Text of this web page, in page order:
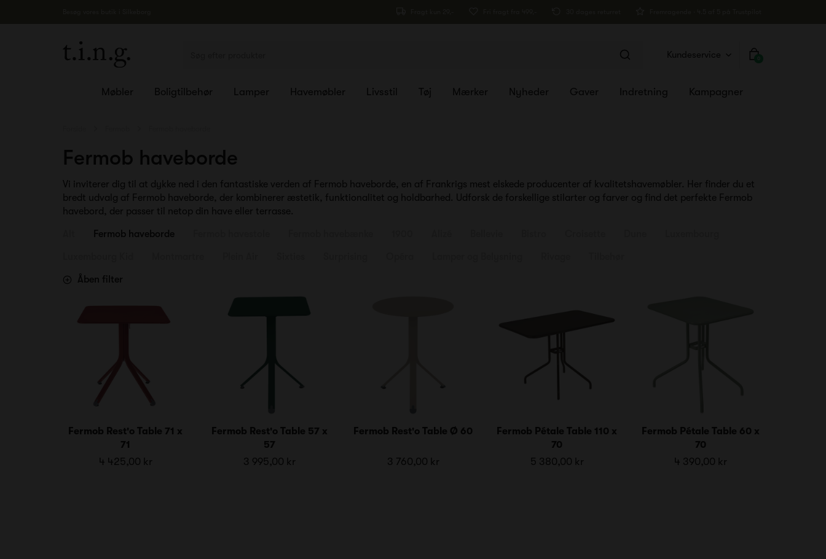
0
Kundeservice
Møbler Boligtilbehør Lamper Havemøbler Livsstil Tøj Mærker Nyheder Gaver Indretning Kampagner
Fermob haveborde
Vi inviterer dig til at dykke ned i den fantastiske verden af Fermob haveborde, en af Frankrigs mest elskede producenter af kvalitetshavemøbler. Her finder du et
bredt udvalg af Fermob haveborde, der kombinerer æstetik, funktionalitet og holdbarhed. Udforsk de forskellige stilarter og farver og find det perfekte Fermob
havebord, der passer til netop din have eller terrasse.
Fermob haveborde
Åben filter
Fermob Rest'o Table 71 x
71
4 425,00 kr
Fermob Rest'o Table 57 x
57
3 995,00 kr
Fermob Rest'o Table Ø 60
3 760,00 kr
Fermob Pétale Table 110 x
70
5 380,00 kr
Fermob Pétale Table 60 x
70
4 390,00 kr